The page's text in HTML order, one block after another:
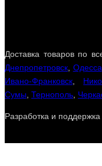
Доставка товаров по
Днепропетровск Одесса
Ивано-Франковск
Сумы Тернополь
Разработка и